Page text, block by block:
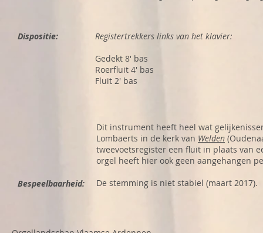
Dispositie:
Registertrekkers links van het klavier:
Gedekt 8' bas
Roerfluit 4' bas
Fluit 2' bas
Dit instrument heeft heel wat
Lombaerts in de kerk van Welden
tweevoetsregister een fluit in plaats van
orgel heeft hier ook geen aangehangen
De stemming is niet stabiel (maart 2017).
Bespeelbaarheid: